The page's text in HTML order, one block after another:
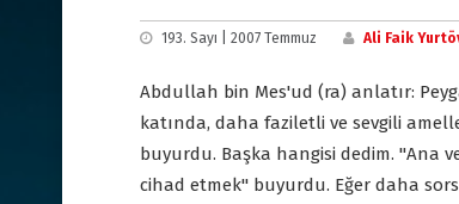
193. Sayı | 2007 Temmuz Ali Faik
Abdullah bin Mes'ud (ra) anlatır:
katında, daha faziletli ve sevgili
buyurdu. Başka hangisi dedim. "Ana
cihad etmek" buyurdu. Eğer daha